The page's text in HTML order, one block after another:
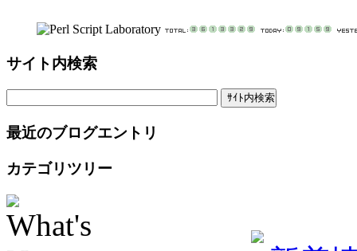
サイト内検索
最近のブログエントリ
カテゴリツリー